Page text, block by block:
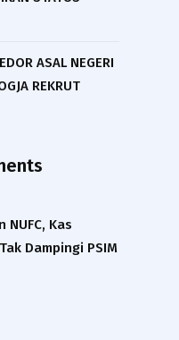
ASAL NEGERI
REKRUT
NUFC, Kas
Dampingi PSIM